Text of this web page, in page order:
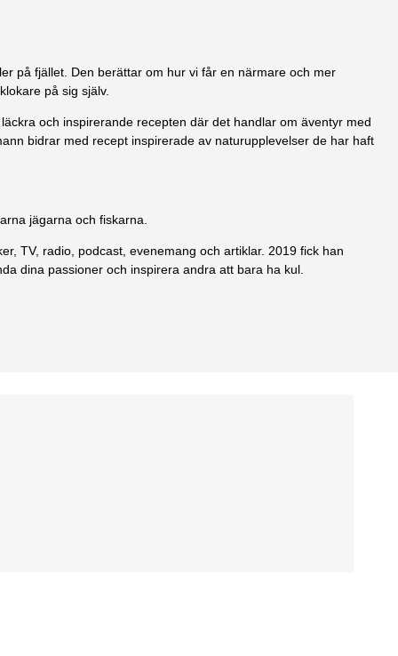
på fjället. Den berättar om hur vi får en närmare och mer
på sig själv.
och inspirerande recepten där det handlar om äventyr med
bidrar med recept inspirerade av naturupplevelser de har haft
jägarna och fiskarna.
TV, radio, podcast, evenemang och artiklar. 2019 fick han
dina passioner och inspirera andra att bara ha kul.